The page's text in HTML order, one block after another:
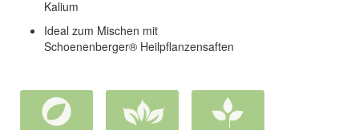
Kalium
Ideal zum Mischen mit
Schoenenberger® Heilpflanzensaften